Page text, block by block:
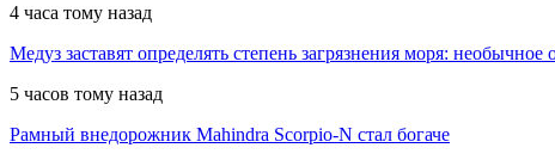
4 часа тому назад
Медуз заставят определять степень загрязнения моря:
5 часов тому назад
Рамный внедорожник Mahindra Scorpio-N стал богаче